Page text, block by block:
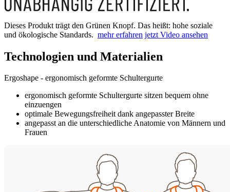
Dieses Produkt trägt den Grünen Knopf. Das heißt: hohe soziale
und ökologische Standards. mehr erfahren jetzt Video ansehen
Technologien und Materialien
Ergoshape - ergonomisch geformte Schultergurte
ergonomisch geformte Schultergurte sitzen bequem ohne
einzuengen
optimale Bewegungsfreiheit dank angepasster Breite
angepasst an die unterschiedliche Anatomie von Männern und
Frauen